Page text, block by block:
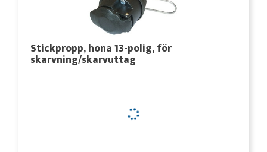
Stickpropp, hona 13-polig, för
skarvning/skarvuttag